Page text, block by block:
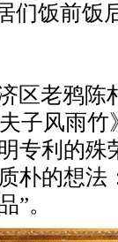
们饭前饭
区老鸦陈
子风雨
专利的
朴的想法
”。